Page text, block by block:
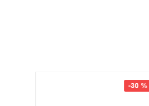
-30 %